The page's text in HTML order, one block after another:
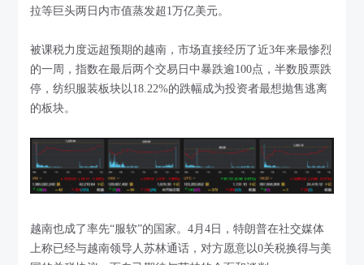
拉等巨头两日内市值蒸发超1万亿美元。
被课税力度远超预期的越南，市场直接经历了近3年来最惨烈
的一周，指数在最后两个交易日中暴跌逾100点，半数股票跌
停，纺织服装板块以18.22%的跌幅成为投资者最想抛售逃离
的板块。
越南也成了率先“服软”的国家。4月4日，特朗普在社交媒体
上称已经与越南领导人苏林通话，对方愿意以0关税换得与美